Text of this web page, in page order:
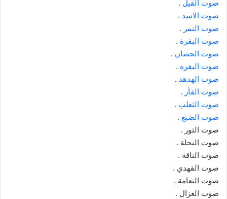
صوت الفيل .
صوت الاسد .
صوت النمر .
صوت البقرة .
صوت الحصان .
صوت البقره .
صوت الهدهد .
صوت الفأر .
صوت الثعلب .
صوت الضبع .
صوت الثور .
صوت النحلة .
صوت الناقة .
صوت القهدي .
صوت النعامة .
صوت الغزال .